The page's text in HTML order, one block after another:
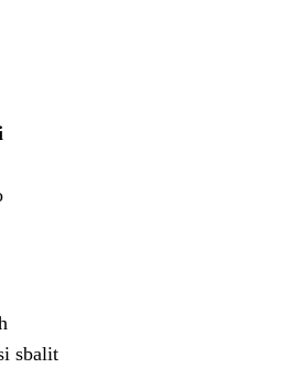
sbalit